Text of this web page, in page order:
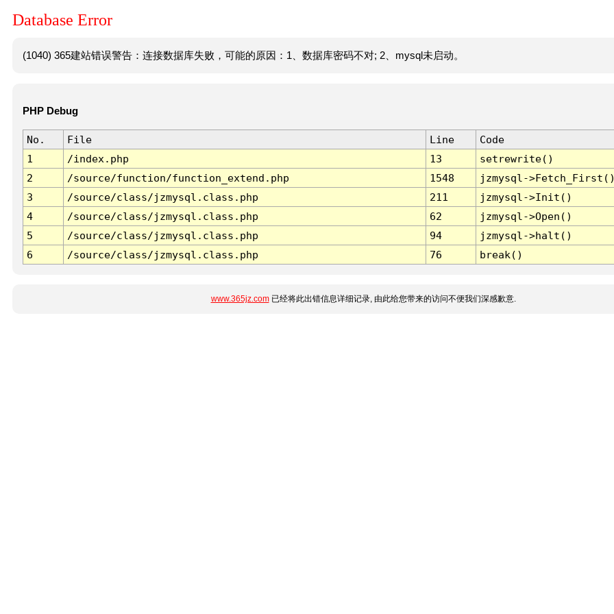
Database Error
(1040) 365建站错误警告：连接数据库失败，可能的原因：1、数据库密码不对; 2、mysql未启动。
PHP Debug
No. File Line
Code
1
/index.php 13
setrewrite()
2
/source/function/function_extend.php 1548
jzmysql-
3
/source/class/jzmysql.class.php 211
jzmysql->Init()
4
/source/class/jzmysql.class.php 62
jzmysql->Open()
5
/source/class/jzmysql.class.php 94
jzmysql->halt()
6
/source/class/jzmysql.class.php 76 break()
www.365jz.com已经将此出错信息详细记录, 由此给您带来的访问不便我们深感歉意.